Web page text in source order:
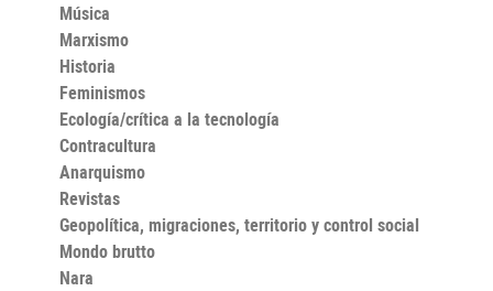
Música
Marxismo
Historia
Feminismos
Ecología/crítica a la tecnología
Contracultura
Anarquismo
Revistas
Geopolítica, migraciones, territorio y control social
Mondo brutto
Nara